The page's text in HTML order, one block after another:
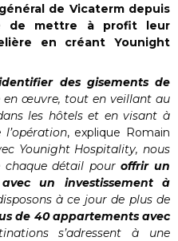
de Vicaterm depuis
de mettre à profit leur
en créant Younight
des gisements de
en œuvre, tout en veillant au
les hôtels et en visant à
, explique Romain
Younight Hospitality, nous
chaque détail pouroffrir un
un investissement à
à ce jour de plus de
de 40 appartements avec
s’adressent à une